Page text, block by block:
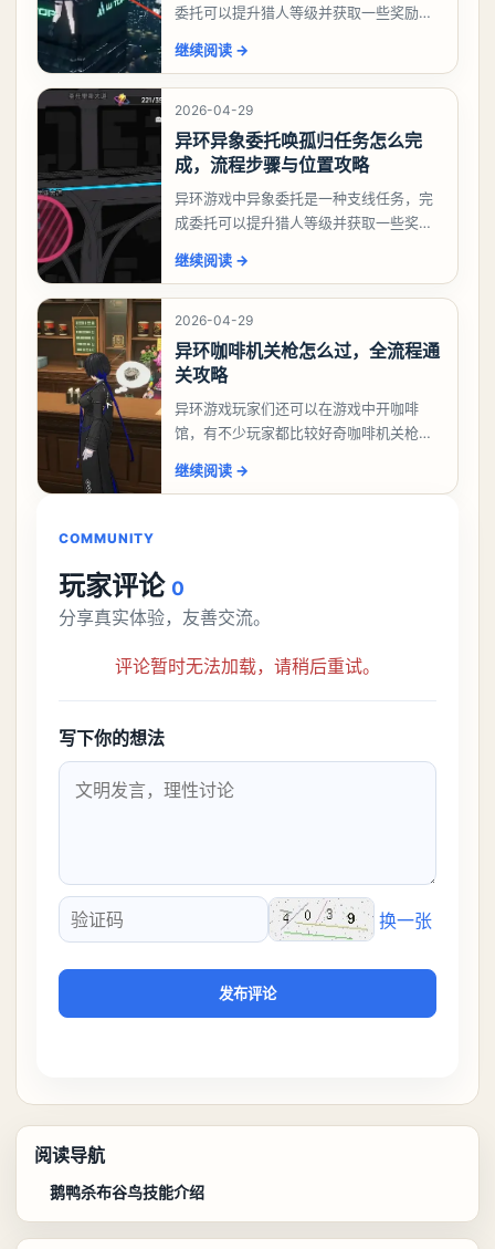
委托可以提升猎人等级并获取一些奖励，
么做，下面就来告诉大家。异环异象委托
祸兮洄游任务攻略
继续阅读 →
2026-04-29
异环异象委托唤孤归任务怎么完
成，流程步骤与位置攻略
异环游戏中异象委托是一种支线任务，完
成委托可以提升猎人等级并获取一些奖
么做，今天游戏熊就来告诉大家。异环异
象委托唤孤归任务攻
继续阅读 →
2026-04-29
异环咖啡机关枪怎么过，全流程通
关攻略
异环游戏玩家们还可以在游戏中开咖啡
馆，有不少玩家都比较好奇咖啡机关枪应
机关枪攻略。异环咖啡机关枪怎么过一、
继续阅读 →
COMMUNITY
玩家评论 0
分享真实体验，友善交流。
评论暂时无法加载，请稍后重试。
写下你的想法
验证码
换一张
发布评论
阅读导航
鹅鸭杀布谷鸟技能介绍